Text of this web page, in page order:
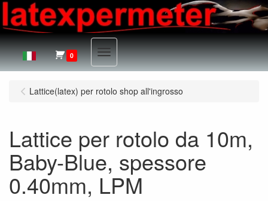
0 Menu
Lattice(latex) per rotolo shop all'ingrosso
Lattice per rotolo da 10m,
Baby-Blue, spessore
0.40mm, LPM